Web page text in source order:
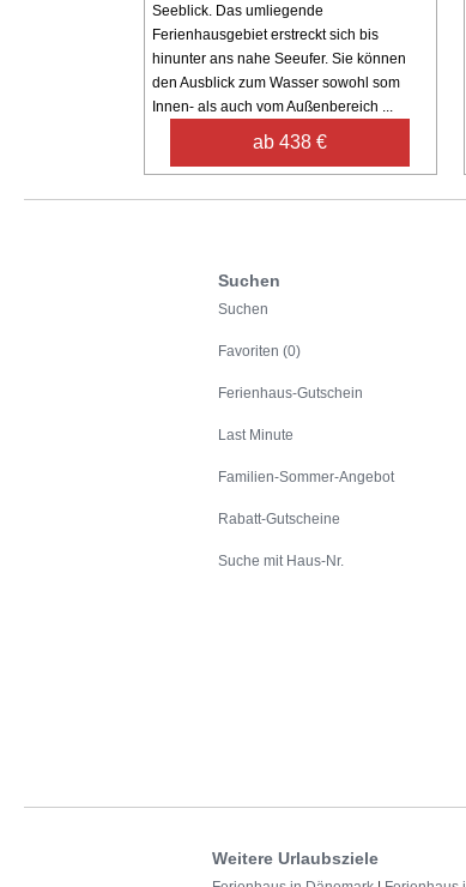
Seeblick. Das umliegende
Ferienhausgebiet erstreckt sich bis
hinunter ans nahe Seeufer. Sie können
den Ausblick zum Wasser sowohl som
Innen- als auch vom Außenbereich ...
ab 438 €
Suchen
Suchen
Favoriten (0)
Ferienhaus-Gutschein
Last Minute
Familien-Sommer-Angebot
Rabatt-Gutscheine
Suche mit Haus-Nr.
Weitere Urlaubsziele